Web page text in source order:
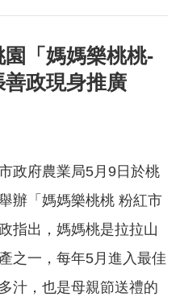
「媽媽樂桃桃-
政現身推廣
政府農業局5月9日於桃
辦「媽媽樂桃桃 粉紅市
指出，媽媽桃是拉拉山
之一，每年5月進入最佳
汁，也是母親節送禮的